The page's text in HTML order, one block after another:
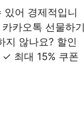
어 경제적입니
카오톡 선물하기
지 않나요? 할인
✓ 최대 15% 쿠폰